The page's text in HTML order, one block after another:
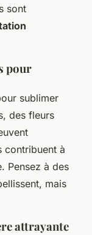
sont
pour
sublimer
des fleurs
contribuent à
Pensez à des
mais
attrayante